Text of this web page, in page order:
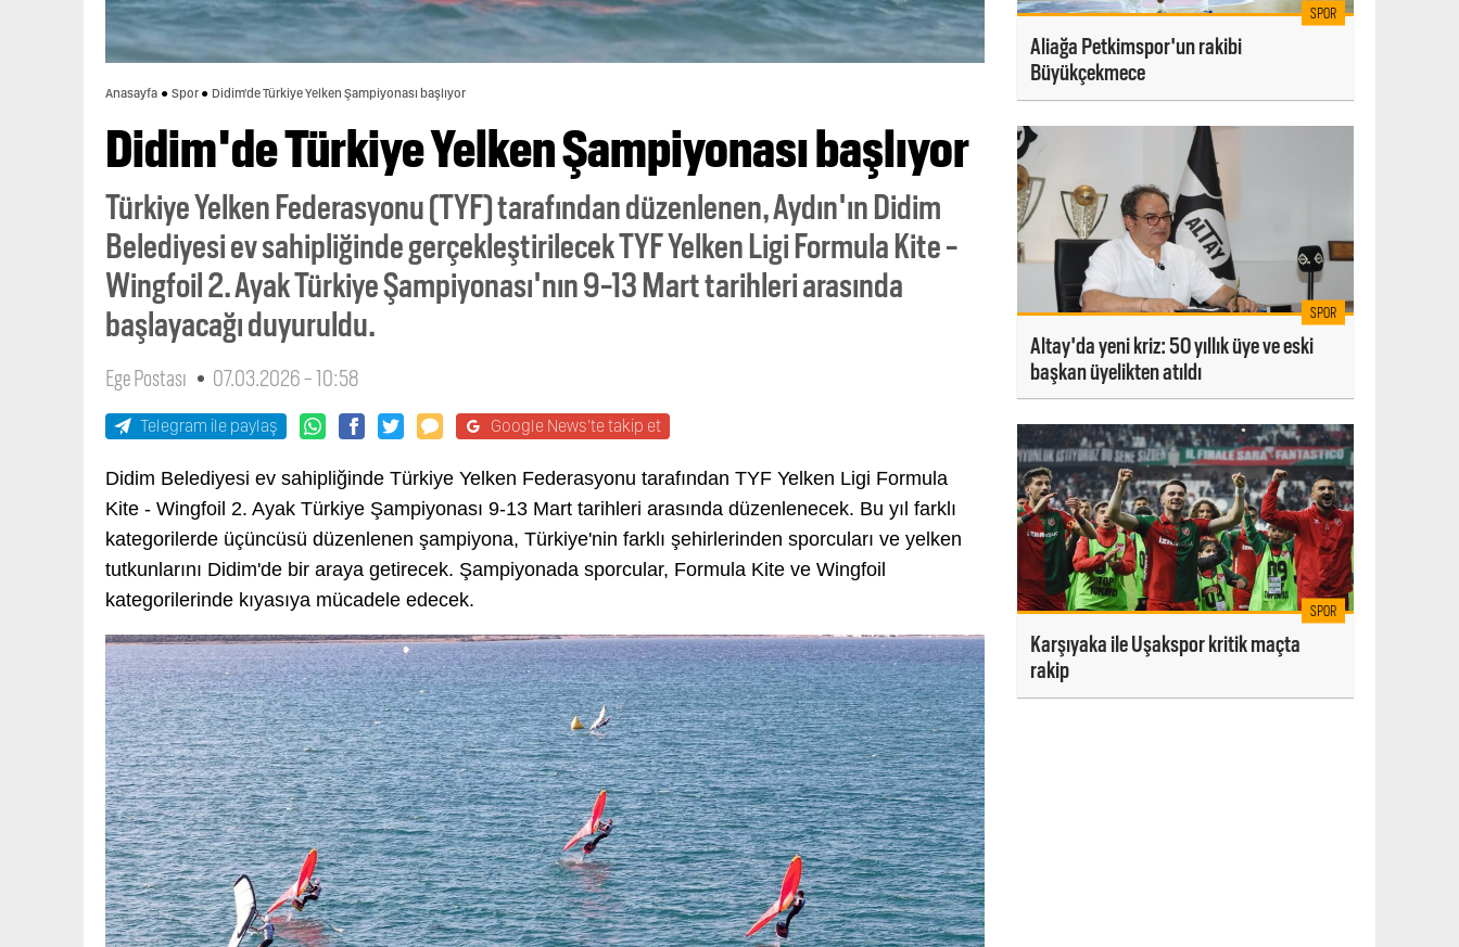
Anasayfa Spor Didim'de Türkiye Yelken Şampiyonası başlıyor
Didim'de Türkiye Yelken Şampiyonası başlıyor
Türkiye Yelken Federasyonu (TYF) tarafından düzenlenen, Aydın'ın Didim
Belediyesi ev sahipliğinde gerçekleştirilecek TYF Yelken Ligi Formula Kite -
Wingfoil 2. Ayak Türkiye Şampiyonası'nın 9-13 Mart tarihleri arasında
başlayacağı duyuruldu.
Ege Postası 07.03.2026 - 10:58
Telegram ile paylaş Google News'te takip et
Didim Belediyesi ev sahipliğinde Türkiye Yelken Federasyonu tarafından TYF Yelken Ligi Formula
Kite - Wingfoil 2. Ayak Türkiye Şampiyonası 9-13 Mart tarihleri arasında düzenlenecek. Bu yıl farklı
kategorilerde üçüncüsü düzenlenen şampiyona, Türkiye'nin farklı şehirlerinden sporcuları ve yelken
tutkunlarını Didim'de bir araya getirecek. Şampiyonada sporcular, Formula Kite ve Wingfoil
kategorilerinde kıyasıya mücadele edecek.
SPOR
Aliağa Petkimspor'un rakibi
Büyükçekmece
SPOR
Altay'da yeni kriz: 50 yıllık üye ve eski
başkan üyelikten atıldı
SPOR
Karşıyaka ile Uşakspor kritik maçta
rakip